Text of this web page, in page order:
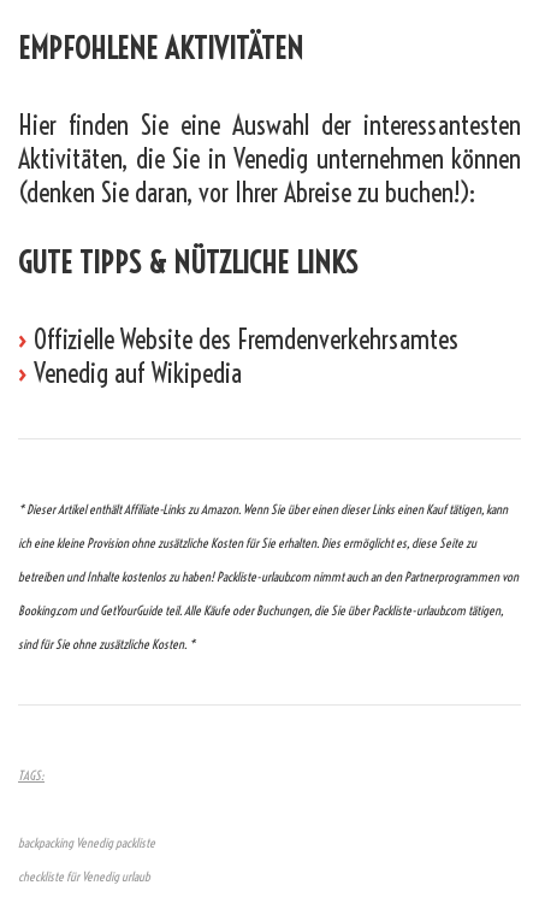
EMPFOHLENE AKTIVITÄTEN
Hier finden Sie eine Auswahl der interessantesten
Aktivitäten, die Sie in Venedig unternehmen können
(denken Sie daran, vor Ihrer Abreise zu buchen!):
GUTE TIPPS & NÜTZLICHE LINKS
› Offizielle Website des Fremdenverkehrsamtes
› Venedig auf Wikipedia
* Dieser Artikel enthält Affiliate-Links zu Amazon. Wenn Sie über einen dieser Links einen Kauf tätigen, kann
ich eine kleine Provision ohne zusätzliche Kosten für Sie erhalten. Dies ermöglicht es, diese Seite zu
betreiben und Inhalte kostenlos zu haben! Packliste-urlaub.com nimmt auch an den Partnerprogrammen von
Booking.com und GetYourGuide teil. Alle Käufe oder Buchungen, die Sie über Packliste-urlaub.com tätigen,
sind für Sie ohne zusätzliche Kosten. *
TAGS:
backpacking Venedig packliste
checkliste für Venedig urlaub